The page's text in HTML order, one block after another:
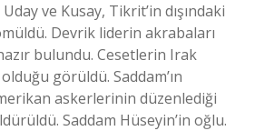
ve Kusay, Tikrit’in dışındaki
Devrik liderin akrabaları
bulundu. Cesetlerin Irak
görüldü. Saddam’ın
askerlerinin düzenlediği
Saddam Hüseyin’in oğlu.